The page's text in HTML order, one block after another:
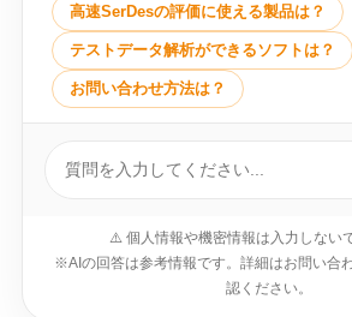
高速SerDesの評価に使える製品は？
テストデータ解析ができるソフトは？
お問い合わせ方法は？
⚠️ 個人情報や機密情報は入力しない
※AIの回答は参考情報です。詳細はお問い合
認ください。